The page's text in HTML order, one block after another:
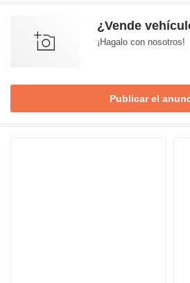
¿Vende
¡Hagalo con nosotros!
Publicar el